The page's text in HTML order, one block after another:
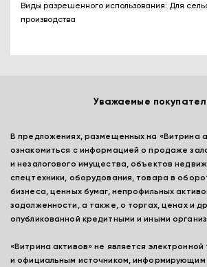
Виды разрешенного использования: Для
производства
Уважаемые
В предложениях, размещенных на «Витрина
ознакомиться с информацией о продаже
и незалогового имущества, объектов
спецтехники, оборудования, товара в
бизнеса, ценных бумаг, непрофильных
задолженности, а также, о торгах, ценах и
опубликованной кредитными и иными
«Витрина активов» не является
и официальным источником,